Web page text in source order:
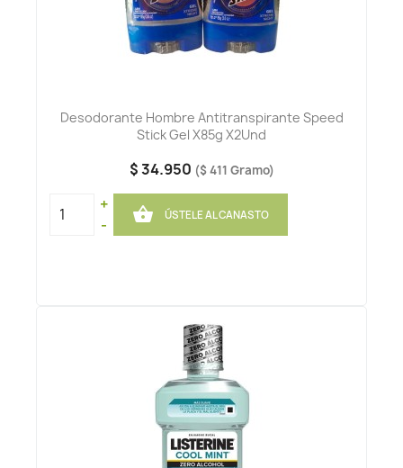
Desodorante Hombre Antitranspirante Speed
Stick Gel X85g X2Und
$ 34.950 ($ 411 Gramo)
+
-
 ÚSTELE AL CANASTO